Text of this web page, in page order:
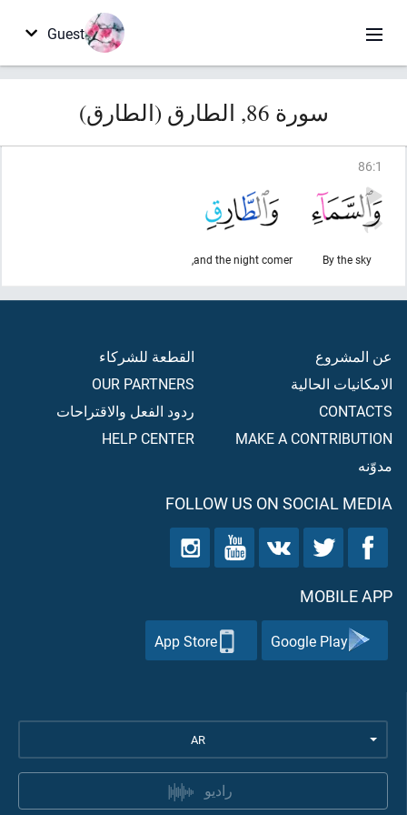
Guest
سورة 86, الطارق (الطارق)
86:1
By the sky
and the night comer,
عن المشروع
الامكانيات الحالية
CONTACTS
MAKE A CONTRIBUTION
مدوّنه
القطعة للشركاء
OUR PARTNERS
ردود الفعل والاقتراحات
HELP CENTER
FOLLOW US ON SOCIAL MEDIA
MOBILE APP
Google Play
App Store
AR
راديو